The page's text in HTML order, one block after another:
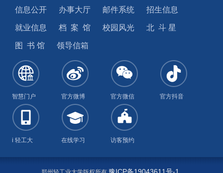
信息公开 办事大厅 邮件系统 招生信息
就业信息 档 案 馆 校园风光 北 斗 星
图 书 馆 领导信箱
智慧门户 官方微博 官方微信 官方抖音
i 轻工大 在线学习 访客预约